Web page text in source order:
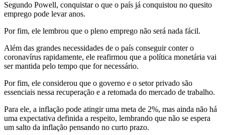
Segundo Powell, conquistar o que o país já conquistou no quesito
emprego pode levar anos.
Por fim, ele lembrou que o pleno emprego não será nada fácil.
Além das grandes necessidades de o país conseguir conter o
coronavírus rapidamente, ele reafirmou que a política monetária vai
ser mantida pelo tempo que for necessário.
Por fim, ele considerou que o governo e o setor privado são
essenciais nessa recuperação e a retomada do mercado de trabalho.
Para ele, a inflação pode atingir uma meta de 2%, mas ainda não há
uma expectativa definida a respeito, lembrando que não se espera
um salto da inflação pensando no curto prazo.